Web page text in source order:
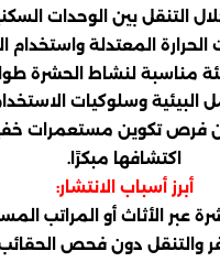
التنقل بين الوحدات
المعتدلة واستخدام
مناسبة لنشاط الحشرة
البيئية وسلوكيات
من فرص تكوين مستعمرات
اكتشافها مبكرًا.
أبرز أسباب الانتشار:
عبر الأثاث أو المراتب
والتنقل دون فحص